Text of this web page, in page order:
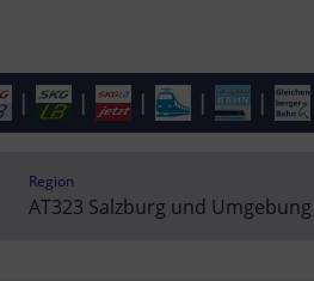
| | | | |
Region
AT323 Salzburg und Umgebung